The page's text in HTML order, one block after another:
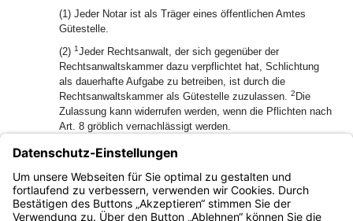
(1) Jeder Notar ist als Träger eines öffentlichen Amtes
Gütestelle.
(2) 1Jeder Rechtsanwalt, der sich gegenüber der
Rechtsanwaltskammer dazu verpflichtet hat, Schlichtung
als dauerhafte Aufgabe zu betreiben, ist durch die
Rechtsanwaltskammer als Gütestelle zuzulassen. 2 Die
Zulassung kann widerrufen werden, wenn die Pflichten nach
Art. 8 gröblich vernachlässigt werden.
(3) Die Gütestellen nach den Abs. 1 und 2 sowie die nach
Art. 22 des Gerichtsverfassungsausführungsgesetzes
(AGGVG) anerkannten Gütestellen sind landesrechtlich
anerkannte Gütestellen nach § 15a Abs. 6 EGZPO.